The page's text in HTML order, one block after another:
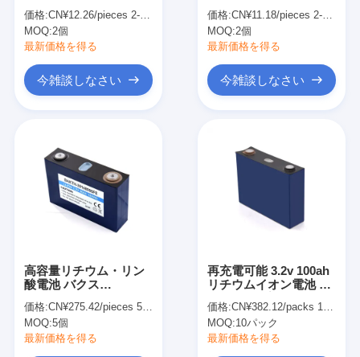
1500mah 電動スケート
ボード用
価格:CN¥12.26/pieces 2-99 pieces
MOQ:2個
最新価格を得る
今雑談しなさい
ポ4電池セル IFR
18500FE
価格:CN¥11.18/pieces 2-499 pieces
MOQ:2個
最新価格を得る
今雑談しなさい
高容量リチウム・リン
酸電池 バクス
自転車用
価格:CN¥275.42/pieces 5-499 pieces
MOQ:5個
最新価格を得る
再充電可能 3.2v 100ah
リチウムイオン電池 細
チウム電池 太陽系用
価格:CN¥382.12/packs 10-99 packs
MOQ:10パック
最新価格を得る